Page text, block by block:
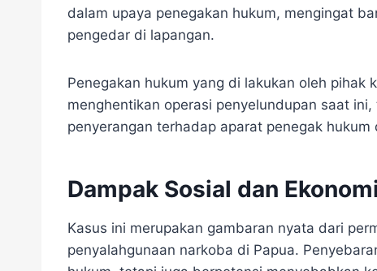
dalam upaya penegakan hukum, mengingat
pengedar di lapangan.
Penegakan hukum yang di lakukan oleh
menghentikan operasi penyelundupan saat
penyerangan terhadap aparat penegak
Dampak Sosial dan
Kasus ini merupakan gambaran nyata dari
penyalahgunaan narkoba di Papua.